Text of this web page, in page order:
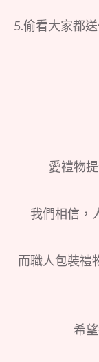
5.偷看大家都送
愛禮物
我們相信，
而職人包裝禮
希